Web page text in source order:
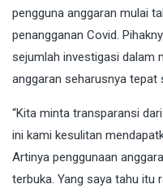
pengguna anggaran mulai
penangganan Covid.
sejumlah investigasi dalam
anggaran seharusnya tepat
“Kita minta transparansi
ini kami kesulitan
Artinya penggunaan
terbuka. Yang saya tahu itu